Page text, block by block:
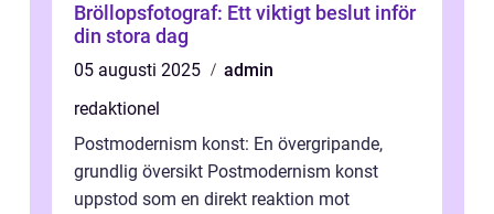
Bröllopsfotograf: Ett viktigt beslut inför
din stora dag
05 augusti 2025
admin
redaktionel
Postmodernism konst: En övergripande,
grundlig översikt Postmodernism konst
uppstod som en direkt reaktion mot